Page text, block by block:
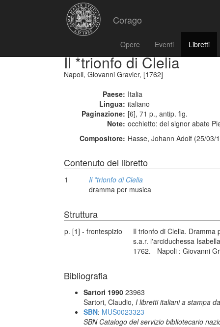
Corago
Opere Eventi Libretti
Il *trionfo di Clelia
Napoli, Giovanni Gravier, [1762]
Paese: Italia
Lingua: italiano
Paginazione: [6], 71 p., antip. fig.
Note: occhietto: del signor abate
Compositore: Hasse, Johann Adolf (25/03/
Contenuto del libretto
1
Il *trionfo di Clelia
dramma per musica
Struttura
p. [1] - frontespizio
Il trionfo di Clelia. Dramma
s.a.r. l'arciduchessa
1762. - Napoli : Giovanni
Bibliografia
Sartori 1990 23963
Sartori, Claudio, I libretti italiani a stampa
SBN: MUS0023323
SBN Catalogo del servizio bibliotecario